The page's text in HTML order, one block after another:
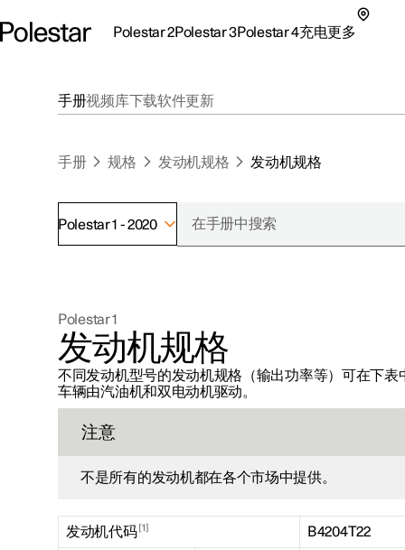
Polestar 2Polestar 3Polestar 4充电更多
联系我们
极星官方二手车
探索Polestar 3
联系我们
公共充电
家庭充电
车主服务
注册新闻
（在新窗
手册视频库下载软件更新
手册 规格 发动机规格 发动机规格
Polestar 1 - 2020
Polestar 1
发动机规格
不同发动机型号的发动机规格（输出功率等）可在下表
车辆由汽油机和双电动机驱动。
注意
不是所有的发动机都在各个市场中提供。
发动机代码 1 B4204T22